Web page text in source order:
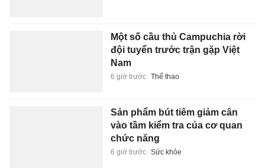
Một số cầu thủ Campuchia rời
đội tuyển trước trận gặp Việt
Nam
6 giờ trước Thể thao
Sản phẩm bút tiêm giảm cân
vào tầm kiểm tra của cơ quan
chức năng
6 giờ trước Sức khỏe